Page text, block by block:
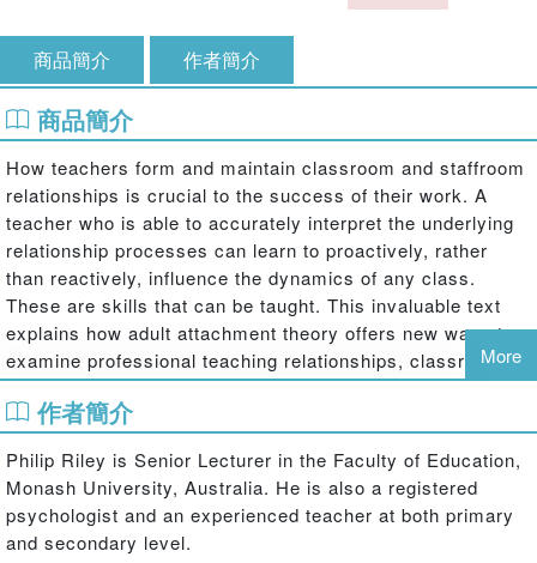
商品簡介 作者簡介
商品簡介
How teachers form and maintain classroom and staffroom
relationships is crucial to the success of their work. A
teacher who is able to accurately interpret the underlying
relationship processes can learn to proactively, rather
than reactively, influence the dynamics of any class.
These are skills that can be taught. This invaluable text
explains how adult attachment theory offers new ways to
examine professional teaching relationships, classroom
management and collegial harmony: equally important
information for school leaders, teacher mentors and
proteges.
Attachment Theory and the Teacher-Student Relationship
addresses three significant gaps in the current literature
on classroom management:
More
作者簡介
Philip Riley is Senior Lecturer in the Faculty of Education,
Monash University, Australia. He is also a registered
psychologist and an experienced teacher at both primary
and secondary level.